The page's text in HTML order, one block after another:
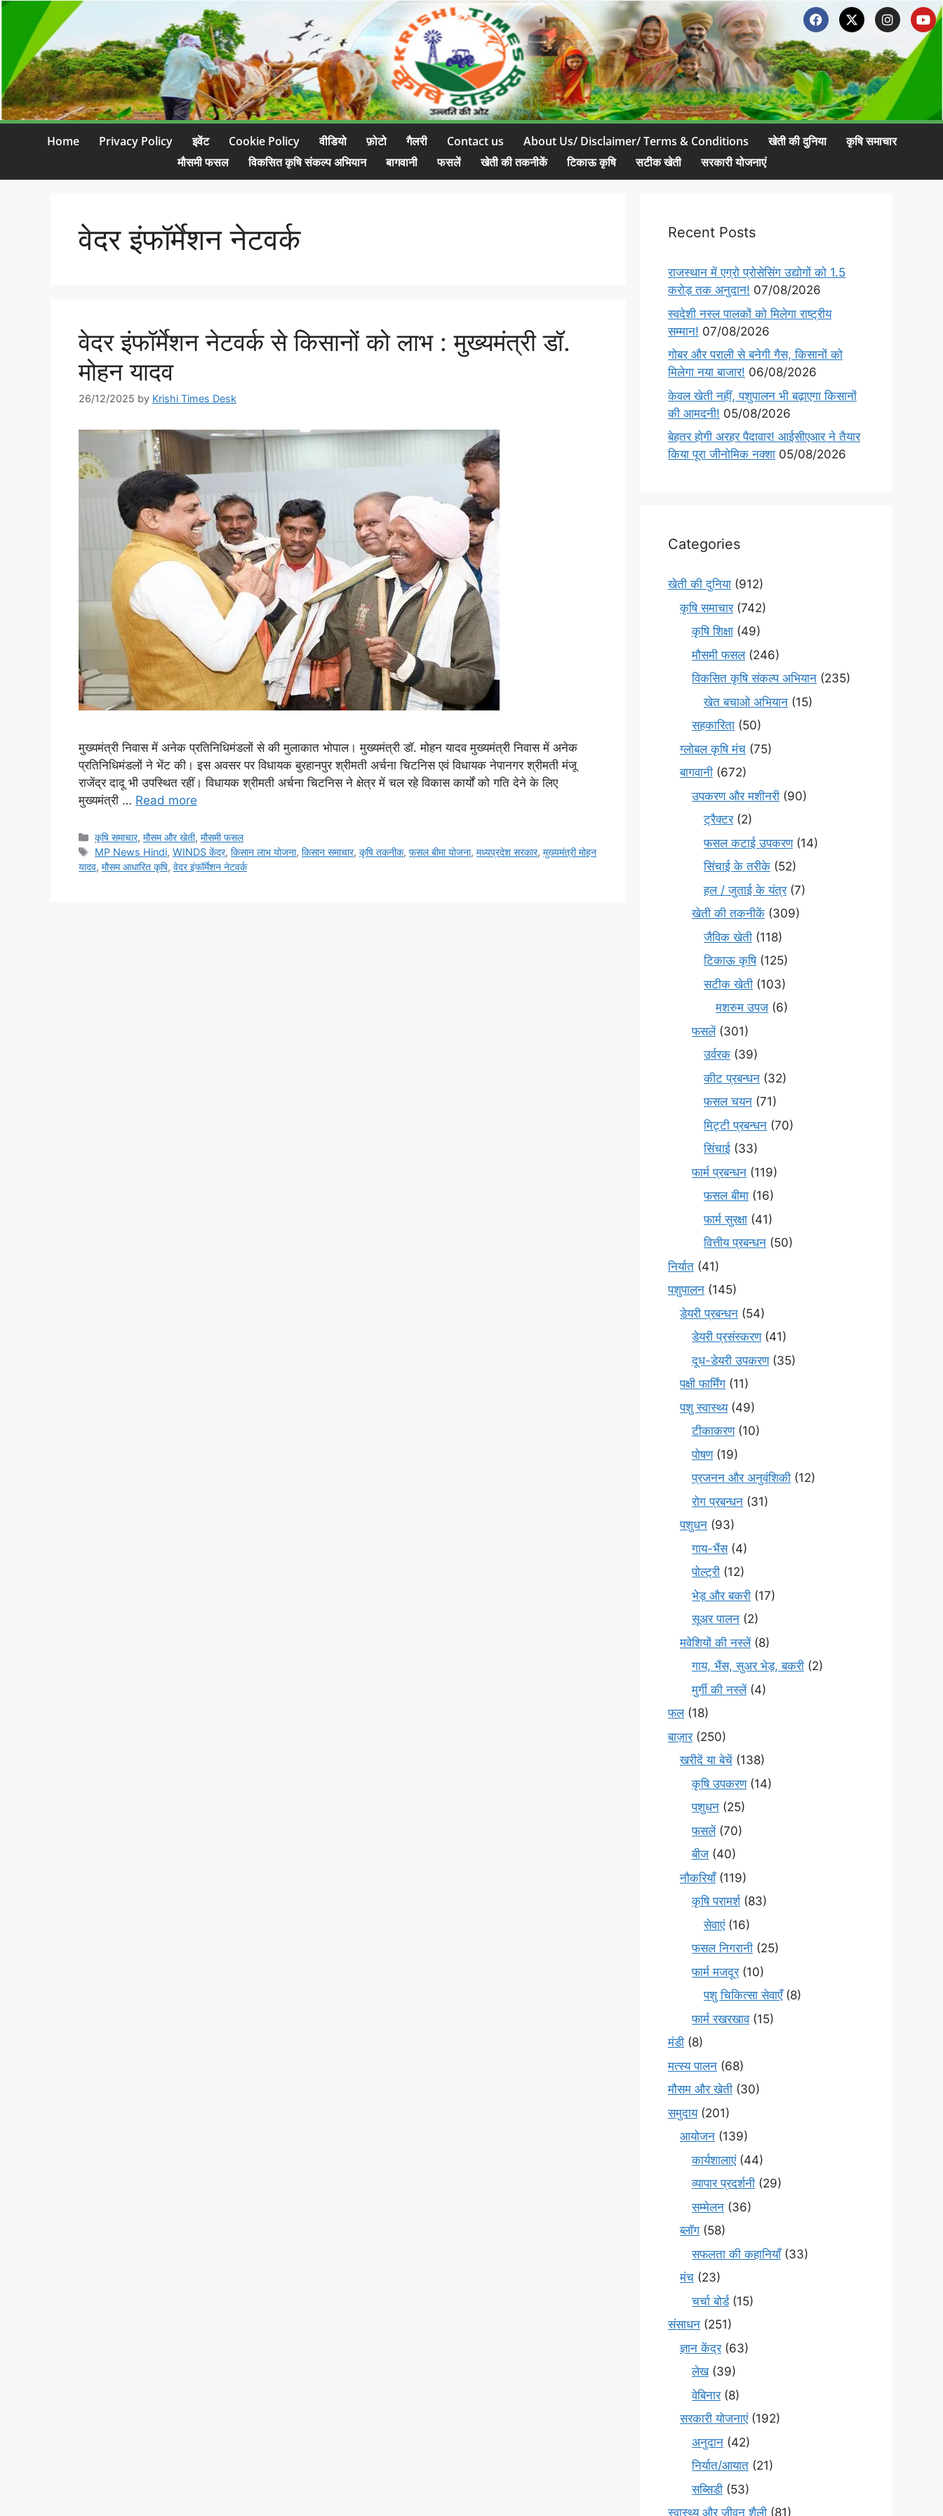
Home Privacy Policy इवेंट Cookie Policy वीडियो फ़ोटो गैलरी Contact us About Us/ Disclaimer/ Terms & Conditions खेती की दुनिया
कृषि समाचार
मौसमी फसल
विकसित कृषि संकल्प अभियान बागवानी फसलें खेती की तकनीकें टिकाऊ कृषि सटीक खेती सरकारी योजनाएं
वेदर इंफॉर्मेशन नेटवर्क
वेदर इंफॉर्मेशन नेटवर्क से किसानों को लाभ : मुख्यमंत्री डॉ.
मोहन यादव
26/12/2025 by Krishi Times Desk
मुख्यमंत्री निवास में अनेक प्रतिनिधिमंडलों से की मुलाकात भोपाल। मुख्यमंत्री डॉ. मोहन यादव मुख्यमंत्री निवास में अनेक
प्रतिनिधिमंडलों ने भेंट की। इस अवसर पर विधायक बुरहानपुर श्रीमती अर्चना चिटनिस एवं विधायक नेपानगर श्रीमती मंजू
राजेंद्र दादू भी उपस्थित रहीं। विधायक श्रीमती अर्चना चिटनिस ने क्षेत्र में चल रहे विकास कार्यों को गति देने के लिए
मुख्यमंत्री … Read more
कृषि समाचार,मौसम और खेती,मौसमी फसल
MP News Hindi,WINDS केंद्र,किसान लाभ योजना,किसान समाचार,कृषि तकनीक,फसल बीमा योजना,मध्यप्रदेश सरकार,मुख्यमंत्री मोहन
यादव, मौसम आधारित कृषि, वेदर इंफॉर्मेशन नेटवर्क
Recent Posts
राजस्थान में एग्रो प्रोसेसिंग उद्योगों को 1.5
करोड़ तक अनुदान! 07/08/2026
स्वदेशी नस्ल पालकों को मिलेगा राष्ट्रीय
सम्मान! 07/08/2026
गोबर और पराली से बनेगी गैस, किसानों को
मिलेगा नया बाजार! 06/08/2026
केवल खेती नहीं, पशुपालन भी बढ़ाएगा किसानों
की आमदनी! 05/08/2026
बेहतर होगी अरहर पैदावार! आईसीएआर ने तैयार
किया पूरा जीनोमिक नक्शा 05/08/2026
Categories
खेती की दुनिया (912)
कृषि समाचार(742)
कृषि शिक्षा (49)
मौसमी फसल(246)
विकसित कृषि संकल्प अभियान (235)
खेत बचाओ अभियान (15)
सहकारिता (50)
ग्लोबल कृषि मंच (75)
बागवानी (672)
उपकरण और मशीनरी (90)
ट्रैक्टर(2)
फसल कटाई उपकरण(14)
सिंचाई के तरीके (52)
हल / जुताई के यंत्र(7)
खेती की तकनीकें (309)
जैविक खेती (118)
टिकाऊ कृषि(125)
सटीक खेती (103)
मशरुम उपज (6)
फसलें(301)
उर्वरक (39)
कीट प्रबन्धन (32)
फसल चयन (71)
मि‌ट्टी प्रबन्धन (70)
सिंचाई (33)
फार्म प्रबन्धन (119)
फसल बीमा (16)
फार्म सुरक्षा (41)
वित्तीय प्रबन्धन (50)
निर्यात (41)
पशुपालन (145)
डेयरी प्रबन्धन (54)
डेयरी प्रसंस्करण(41)
दूध-डेयरी उपकरण(35)
पक्षी फार्मिंग (11)
पशु स्वास्थ्य(49)
टीकाकरण(10)
पोषण(19)
प्रजनन और अनुवंशिकी (12)
रोग प्रबन्धन (31)
पशुधन (93)
गाय-भैंस(4)
पोल्ट्री (12)
भेड़ और बकरी (17)
सूअर पालन (2)
मवेशियों की नस्लें(8)
गाय, भैंस, सुअर भेड़, बकरी (2)
मुर्गी की नस्लें(4)
फल(18)
बाज़ार(250)
खरीदें या बेचें (138)
कृषि उपकरण(14)
पशुधन (25)
फसलें(70)
बीज (40)
नौकरियाँ(119)
कृषि परामर्श(83)
सेवाएं(16)
फसल निगरानी (25)
फार्म मजदूर(10)
पशु चिकित्सा सेवाएँ(8)
फार्म रखरखाव(15)
मंडी (8)
मत्स्य पालन (68)
मौसम और खेती (30)
समुदाय(201)
आयोजन (139)
कार्यशालाएं(44)
व्यापार प्रदर्शनी (29)
सम्मेलन (36)
ब्लॉग (58)
सफलता की कहानियाँ(33)
मंच (23)
चर्चा बोर्ड(15)
संसाधन (251)
ज्ञान केंद्र(63)
लेख(39)
वेबिनार(8)
सरकारी योजनाएं(192)
अनुदान (42)
निर्यात/आयात (21)
सब्सिडी (53)
स्वास्थ्य और जीवन शैली (81)